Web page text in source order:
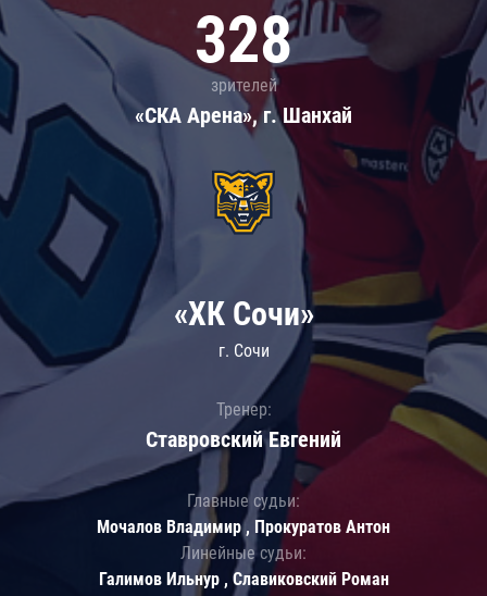
328
зрителей
«СКА Арена», г. Шанхай
«ХК Сочи»
г. Сочи
Тренер:
Ставровский Евгений
Главные судьи:
Мочалов Владимир , Прокуратов Антон
Линейные судьи:
Галимов Ильнур , Славиковский Роман